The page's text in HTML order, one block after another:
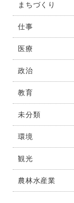
まちづくり
仕事
医療
政治
教育
未分類
環境
観光
農林水産業